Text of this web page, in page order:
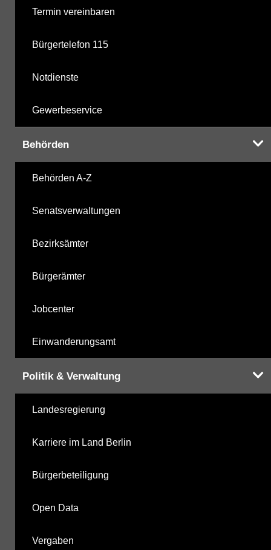
Termin vereinbaren
Bürgertelefon 115
Notdienste
Gewerbeservice
Behörden
Behörden A-Z
Senatsverwaltungen
Bezirksämter
Bürgerämter
Jobcenter
Einwanderungsamt
Politik & Verwaltung
Landesregierung
Karriere im Land Berlin
Bürgerbeteiligung
Open Data
Vergaben